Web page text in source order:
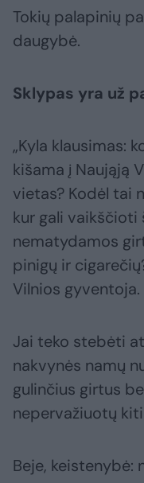
Tokių palapinių
daugybė.
Sklypas yra už
„Kyla klausimas:
kišama į Naująją
vietas? Kodėl tai
kur gali vaikščioti
nematydamos
pinigų ir
Vilnios gyventoja.
Jai teko stebėti
nakvynės namų
gulinčius girtus
nepervažiuotų
Beje, keistenybė: